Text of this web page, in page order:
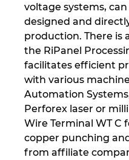
voltage systems,
designed and
production. There is
the RiPanel
facilitates efficient
with various
Automation
Perforex laser or
Wire Terminal WT C
copper punching
from affiliate